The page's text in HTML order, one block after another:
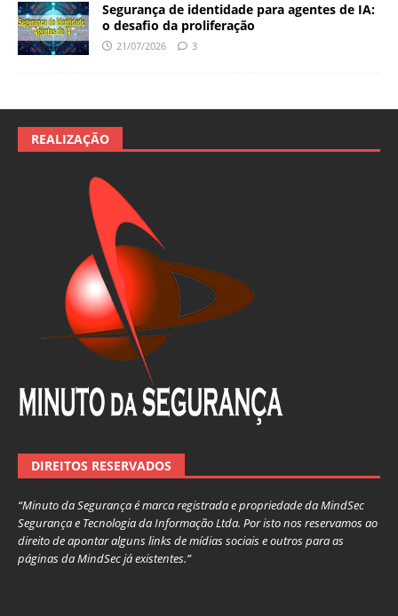
Segurança de identidade para agentes de IA:
o desafio da proliferação
21/07/2026 3
REALIZAÇÃO
DIREITOS RESERVADOS
“Minuto da Segurança é marca registrada e propriedade da MindSec
Segurança e Tecnologia da Informação Ltda. Por isto nos reservamos ao
direito de apontar alguns links de mídias sociais e outros para as
páginas da MindSec já existentes.”